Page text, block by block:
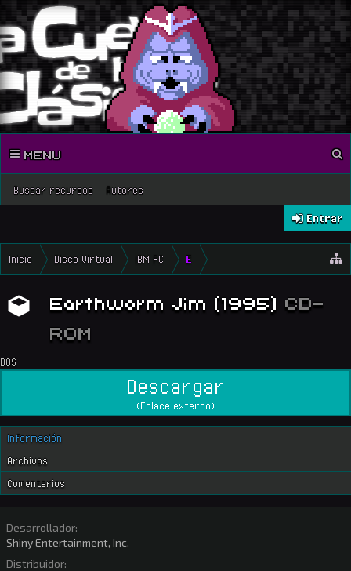
Buscar recursos Autores
MENU
Entrar
Inicio Disco Virtual IBM PC E
Descargar
(Enlace externo)
Earthworm Jim (1995) CD-
ROM
DOS
Información
Archivos
Comentarios
Desarrollador:
Shiny Entertainment, Inc.
Distribuidor: